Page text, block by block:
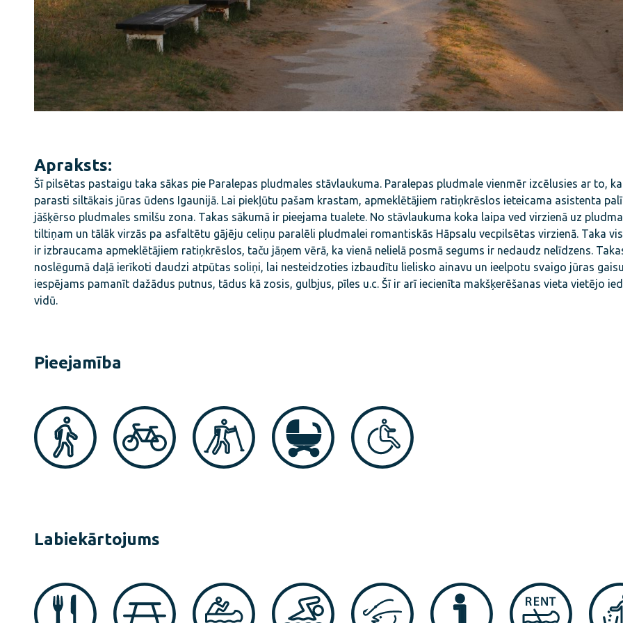
Apraksts:
Šī pilsētas pastaigu taka sākas pie Paralepas pludmales stāvlaukuma. Paralepas pludmale vienmēr izcēlusies ar to,
parasti siltākais jūras ūdens Igaunijā. Lai piekļūtu pašam krastam, apmeklētājiem ratiņkrēslos ieteicama asistenta
jāšķērso pludmales smilšu zona. Takas sākumā ir pieejama tualete. No stāvlaukuma koka laipa ved virzienā uz
tiltiņam un tālāk virzās pa asfaltētu gājēju celiņu paralēli pludmalei romantiskās Hāpsalu vecpilsētas virzienā. Taka
ir izbraucama apmeklētājiem ratiņkrēslos, taču jāņem vērā, ka vienā nelielā posmā segums ir nedaudz nelīdzens.
noslēgumā daļā ierīkoti daudzi atpūtas soliņi, lai nesteidzoties izbaudītu lielisko ainavu un ieelpotu svaigo jūras
iespējams pamanīt dažādus putnus, tādus kā zosis, gulbjus, pīles u.c. Šī ir arī iecienīta makšķerēšanas vieta vietējo
vidū.
Pieejamība
Labiekārtojums